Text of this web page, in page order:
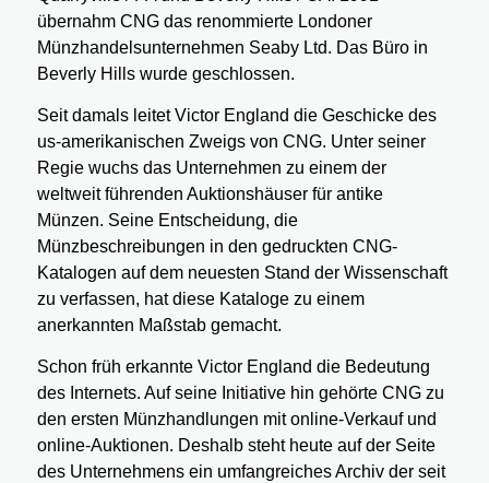
übernahm CNG das renommierte Londoner
Münzhandelsunternehmen Seaby Ltd. Das Büro in
Beverly Hills wurde geschlossen.
Seit damals leitet Victor England die Geschicke des
us-amerikanischen Zweigs von CNG. Unter seiner
Regie wuchs das Unternehmen zu einem der
weltweit führenden Auktionshäuser für antike
Münzen. Seine Entscheidung, die
Münzbeschreibungen in den gedruckten CNG-
Katalogen auf dem neuesten Stand der Wissenschaft
zu verfassen, hat diese Kataloge zu einem
anerkannten Maßstab gemacht.
Schon früh erkannte Victor England die Bedeutung
des Internets. Auf seine Initiative hin gehörte CNG zu
den ersten Münzhandlungen mit online-Verkauf und
online-Auktionen. Deshalb steht heute auf der Seite
des Unternehmens ein umfangreiches Archiv der seit